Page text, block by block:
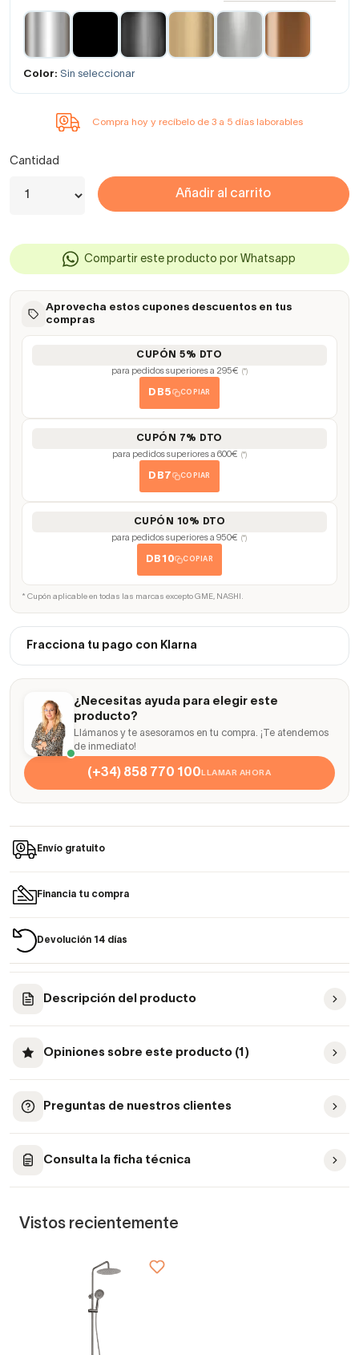
Color: Sin seleccionar
Compra hoy y recíbelo de 3 a 5 días laborables
Cantidad
Añadir al carrito
Compartir este producto por Whatsapp
Aprovecha estos cupones descuentos en tus
compras
CUPÓN 5% DTO
para pedidos superiores a 295€ (*)
DB5 COPIAR
CUPÓN 7% DTO
para pedidos superiores a 600€ (*)
DB7 COPIAR
CUPÓN 10% DTO
para pedidos superiores a 950€ (*)
DB10 COPIAR
* Cupón aplicable en todas las marcas excepto GME, NASHI.
Fracciona tu pago con Klarna
¿Necesitas ayuda para elegir este
producto?
Llámanos y te asesoramos en tu compra. ¡Te atendemos
de inmediato!
(+34) 858 770 100LLAMAR AHORA
Envío gratuito
Financia tu compra
Devolución 14 días
Descripción del producto
Opiniones sobre este producto (1)
Preguntas de nuestros clientes
Consulta la ficha técnica
Vistos recientemente